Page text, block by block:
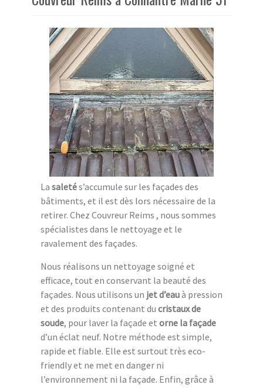
La saletés’accumule sur les façades des
bâtiments, et il est dès lors nécessaire de la
retirer. Chez Couvreur Reims , nous sommes
spécialistes dans le nettoyage et le
ravalement des façades.
Nous réalisons un nettoyage soigné et
efficace, tout en conservant la beauté des
façades. Nous utilisons un jet d’eauà pression
et des produits contenant du cristaux de
soude, pour laver la façade et orne la façade
d’un éclat neuf. Notre méthode est simple,
rapide et fiable. Elle est surtout très eco-
friendly et ne met en danger ni
l’environnement ni la façade. Enfin, grâce à